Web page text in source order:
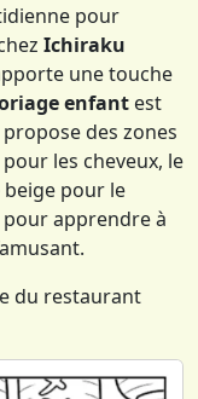
pour
Ichiraku
une touche
enfant est
des zones
les cheveux, le
beige pour le
pour apprendre à
du restaurant